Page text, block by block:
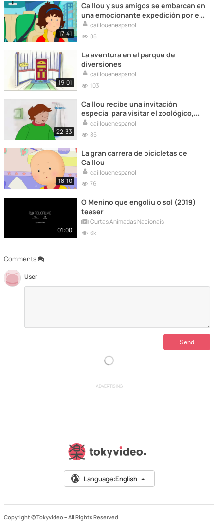
Comments
User
17:41
Caillou y sus amigos se embarcan en
una emocionante expedición por el
parque, donde descubren secretos
escondidos y viven momentos
caillouenespanol
88
19:01
La aventura en el parque de
diversiones
caillouenespanol
103
22:33
Caillou recibe una invitación
especial para visitar el zoológico,
donde conoce a animales
asombrosos y aprende sobre la
silvestre.
caillouenespanol
85
18:10
La gran carrera de bicicletas de
Caillou
caillouenespanol
76
01:00
O Menino que engoliu o sol (2019)
teaser
Curtas Animadas Nacionais
6k
ADVERTISING
Language:English
Copyright © Tokyvideo – All Rights Reserved